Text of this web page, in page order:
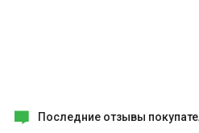
Последние отзывы